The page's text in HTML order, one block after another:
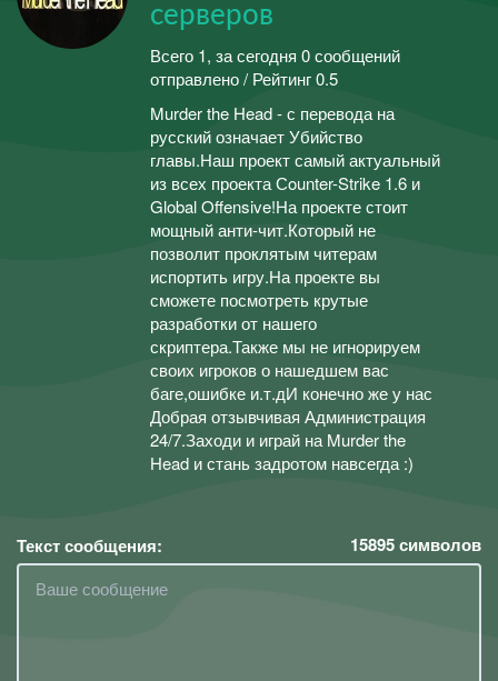
серверов
Всего 1, за сегодня 0 сообщений
отправлено / Рейтинг 0.5
Murder the Head - с перевода на
русский означает Убийство
главы.Наш проект самый актуальный
из всех проекта Сounter-Strike 1.6 и
Global Offensive!На проекте стоит
мощный анти-чит.Который не
позволит проклятым читерам
испортить игру.На проекте вы
сможете посмотреть крутые
разработки от нашего
скриптера.Также мы не игнорируем
своих игроков о нашедшем вас
баге,ошибке и.т.дИ конечно же у нас
Добрая отзывчивая Администрация
24/7.Заходи и играй на Murder the
Head и стань задротом навсегда :)
Текст сообщения: 15895символов